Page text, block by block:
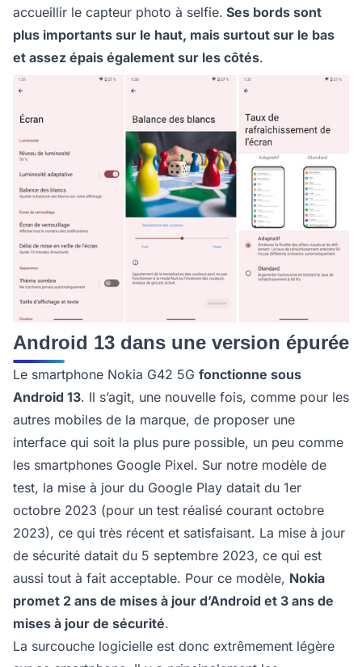
accueillir le capteur photo à selfie. Ses bords sont
plus importants sur le haut, mais surtout sur le bas
et assez épais également sur les côtés.
Android 13 dans une version épurée
Le smartphone Nokia G42 5G fonctionne sous
Android 13. Il s’agit, une nouvelle fois, comme pour les
autres mobiles de la marque, de proposer une
interface qui soit la plus pure possible, un peu comme
les smartphones Google Pixel. Sur notre modèle de
test, la mise à jour du Google Play datait du 1er
octobre 2023 (pour un test réalisé courant octobre
2023), ce qui très récent et satisfaisant. La mise à jour
de sécurité datait du 5 septembre 2023, ce qui est
aussi tout à fait acceptable. Pour ce modèle, Nokia
promet 2 ans de mises à jour d’Android et 3 ans de
mises à jour de sécurité.
La surcouche logicielle est donc extrêmement légère